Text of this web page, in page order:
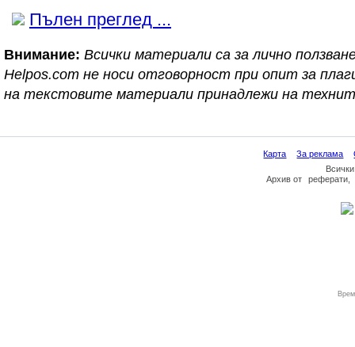
Пълен преглед ...
Внимание: Всички материали са за лично
Helpos.com не носи отговорност при опит за
на текстовите материали принадлежи на
Карта За реклама
Архив от реферати